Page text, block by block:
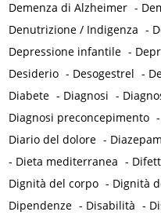
Demenza di Alzheimer -
Denutrizione / Indigenza -
Depressione infantile -
Desiderio - Desogestrel -
Diabete - Diagnosi -
Diagnosi preconcepimento -
Diario del dolore - Diazepam
- Dieta mediterranea -
Dignità del corpo - Dignità
Dipendenze - Disabilità -